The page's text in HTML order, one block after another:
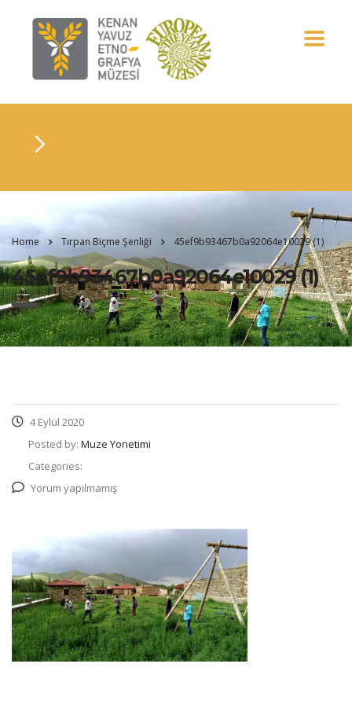
Home Tırpan Biçme Şenliği 45ef9b93467b0a92064e10029 (1)
45ef9b93467b0a92064e10029 (1)
4 Eylül 2020
Posted by: Muze Yonetimi
Categories:
Yorum yapılmamış